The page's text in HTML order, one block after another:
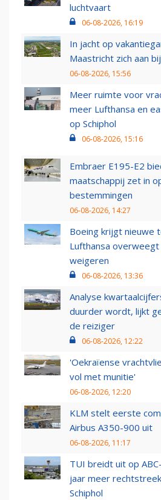
luchtvaart
06-08-2026, 16:19
In jacht op
Maastricht zich aan
06-08-2026, 15:56
Meer ruimte voor
meer Lufthansa en
op Schiphol
06-08-2026, 15:16
Embraer E195-E2
maatschappij zet in
bestemmingen
06-08-2026, 14:27
Boeing krijgt nieuwe
Lufthansa
weigeren
06-08-2026, 13:36
Analyse
duurder wordt, lijkt
de reiziger
06-08-2026, 12:22
'Oekraïense
vol met munitie'
06-08-2026, 12:20
KLM stelt eerste
Airbus A350-900 uit
06-08-2026, 11:17
TUI breidt uit op
jaar meer
Schiphol